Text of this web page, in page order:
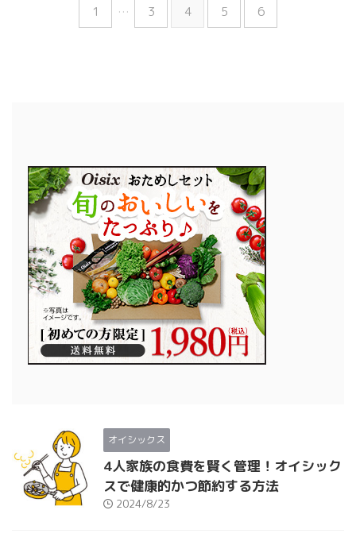
1 … 3 4 5 6
オイシックス
4人家族の食費を賢く管理！オイシック
スで健康的かつ節約する方法
2024/8/23